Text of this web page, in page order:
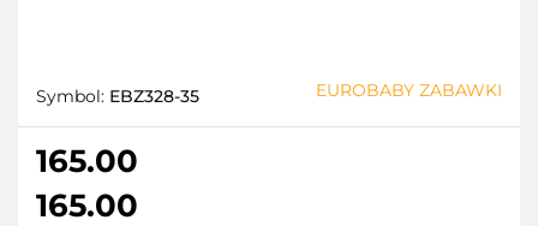
Symbol: EBZ328-35 EUROBABY ZABAWKI
165.00
165.00